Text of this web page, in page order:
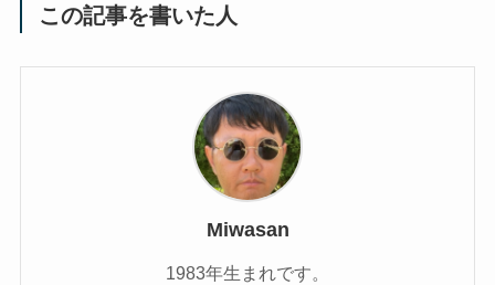
この記事を書いた人
Miwasan
1983年生まれです。